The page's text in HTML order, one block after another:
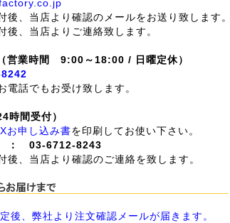
、当店より確認のメールをお送り致します。
、当店よりご連絡致します。
営業時間 9:00～18:00 / 日曜定休）
話でもお受け致します。
間受付）
お申し込み書を印刷してお使い下さい。
： 03-6712-8243
、当店より確認のご連絡を致します。
後、弊社より注文確認メールが届きます。